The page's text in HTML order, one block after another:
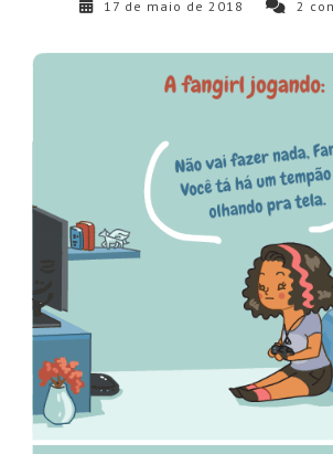
17 de maio de 2018 2